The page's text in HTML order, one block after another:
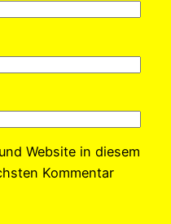
Website in diesem
Kommentar